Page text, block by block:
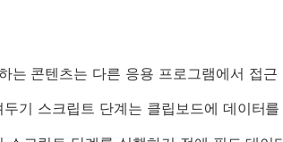
는 콘텐츠는 다른 응용 프로그램에서 접근
기 스크립트 단계는 클립보드에 데이터